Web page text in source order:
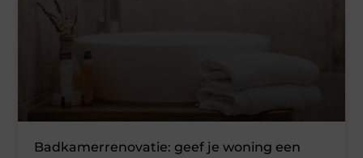
Badkamerrenovatie: geef je woning een